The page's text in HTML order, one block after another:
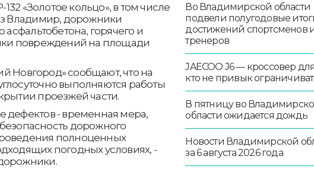
«Золотое кольцо», в том числе
Владимир, дорожники
асфальтобетона, горячего и
повреждений на площади
Новгород» сообщают, что на
выполняются работы
проезжей части.
дефектов - временная мера,
дорожного
полноценных
погодных условиях, -
Во Владимирской области
подвели полугодовые
достижений спортсменов
тренеров
JAECOO J6 — кроссовер для
кто не привык
В пятницу во
области ожидается дождь
Новости Владимирской
за 6 августа 2026 года